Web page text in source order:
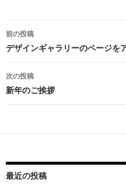
投
稿
ナ
ビ
ー
ョ
前の投稿
デザインギャラリーのページを
次の投稿
新年のご挨拶
最近の投稿